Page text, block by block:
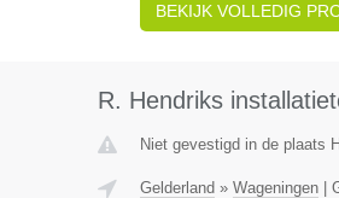
BEKIJK VOLLEDIG
R. Hendriks
Niet gevestigd in de plaats
Gelderland » Wageningen|